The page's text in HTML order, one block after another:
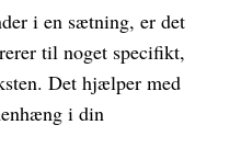
i en sætning, er det
til noget specifikt,
Det hjælper med
i din